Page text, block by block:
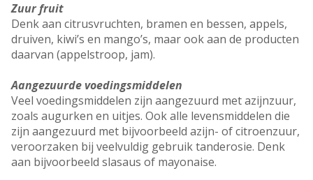
Zuur fruit
Denk aan citrusvruchten, bramen en bessen, appels,
druiven, kiwi’s en mango’s, maar ook aan de producten
daarvan (appelstroop, jam).
Aangezuurde voedingsmiddelen
Veel voedingsmiddelen zijn aangezuurd met azijnzuur,
zoals augurken en uitjes. Ook alle levensmiddelen die
zijn aangezuurd met bijvoorbeeld azijn- of citroenzuur,
veroorzaken bij veelvuldig gebruik tanderosie. Denk
aan bijvoorbeeld slasaus of mayonaise.